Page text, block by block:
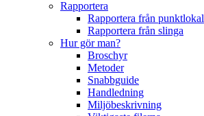
Rapportera
Rapportera från punktlokal
Rapportera från slinga
Hur gör man?
Broschyr
Metoder
Snabbguide
Handledning
Miljöbeskrivning